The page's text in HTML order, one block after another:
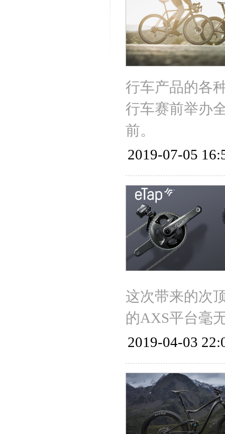
行车产品的各
行车赛前举办
前。
2019-07-05
这次带来的次
的AXS平台毫
2019-04-03